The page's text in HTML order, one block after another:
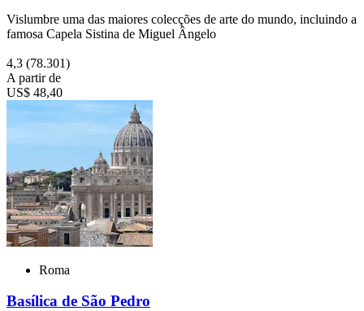
Vislumbre uma das maiores colecções de arte do mundo, incluindo a
famosa Capela Sistina de Miguel Ângelo
4,3 (78.301)
A partir de
US$ 48,40
Roma
Basílica de São Pedro